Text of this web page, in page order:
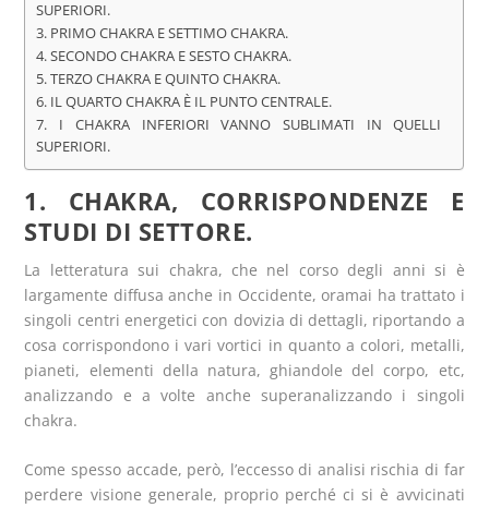
SUPERIORI.
3. PRIMO CHAKRA E SETTIMO CHAKRA.
4. SECONDO CHAKRA E SESTO CHAKRA.
5. TERZO CHAKRA E QUINTO CHAKRA.
6. IL QUARTO CHAKRA È IL PUNTO CENTRALE.
7. I CHAKRA INFERIORI VANNO SUBLIMATI IN QUELLI
SUPERIORI.
1. CHAKRA, CORRISPONDENZE E
STUDI DI SETTORE.
La letteratura sui chakra, che nel corso degli anni si è
largamente diffusa anche in Occidente, oramai ha trattato i
singoli centri energetici con dovizia di dettagli, riportando a
cosa corrispondono i vari vortici in quanto a colori, metalli,
pianeti, elementi della natura, ghiandole del corpo, etc,
analizzando e a volte anche superanalizzando i singoli
chakra.
Come spesso accade, però, l’eccesso di analisi rischia di far
perdere visione generale, proprio perché ci si è avvicinati